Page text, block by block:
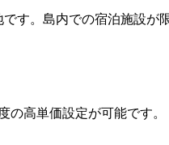
す。島内での宿泊施設が
の高単価設定が可能です。